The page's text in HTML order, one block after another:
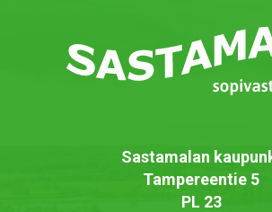
Sastamalan
Tampereentie 5
PL 23